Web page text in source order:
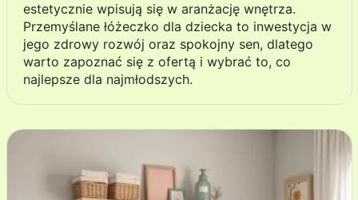
estetycznie wpisują się w aranżację wnętrza.
Przemyślane łóżeczko dla dziecka to inwestycja w
jego zdrowy rozwój oraz spokojny sen, dlatego
warto zapoznać się z ofertą i wybrać to, co
najlepsze dla najmłodszych.